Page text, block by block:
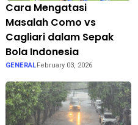
Cara Mengatasi
Masalah Como vs
Cagliari dalam Sepak
Bola Indonesia
GENERAL February 03, 2026